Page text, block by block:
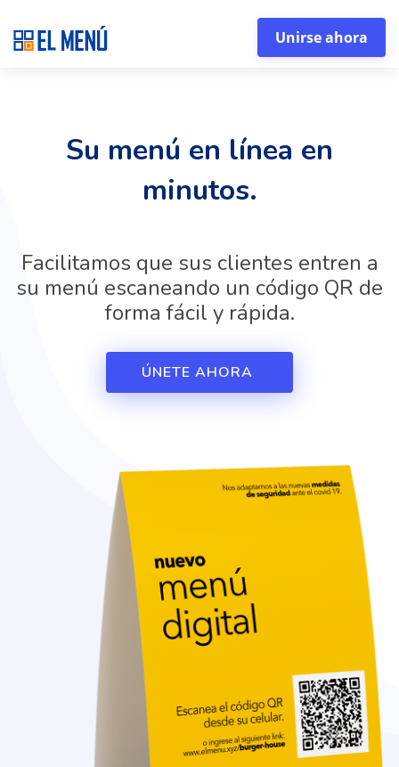
Unirse ahora
Su menú en línea en
minutos.
Facilitamos que sus clientes entren a
su menú escaneando un código QR de
forma fácil y rápida.
ÚNETE AHORA